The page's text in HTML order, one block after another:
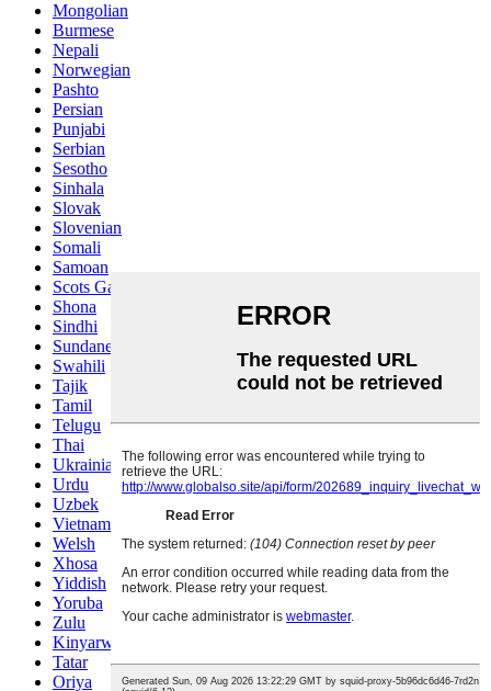
Mongolian
Burmese
Nepali
Norwegian
Pashto
Persian
Punjabi
Serbian
Sesotho
Sinhala
Slovak
Slovenian
Somali
Samoan
Scots Gaelic
Shona
Sindhi
Sundanese
Swahili
Tajik
Tamil
Telugu
Thai
Ukrainian
Urdu
Uzbek
Vietnamese
Welsh
Xhosa
Yiddish
Yoruba
Zulu
Kinyarwanda
Tatar
Oriya